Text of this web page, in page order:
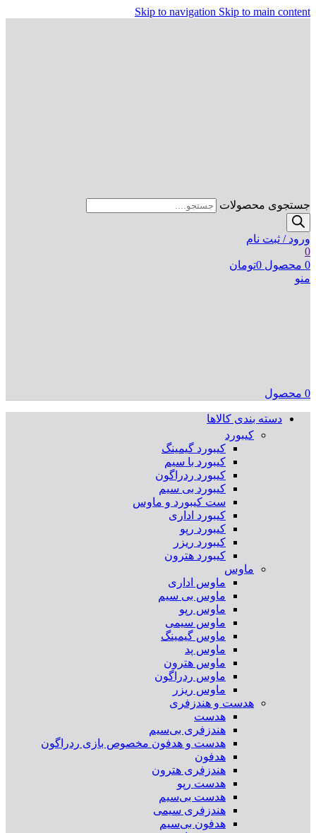
Skip to navigation Skip to main content
جستجوی محصولات
ورود / ثبت نام
0
0 محصول 0تومان
منو
0 محصول
دسته بندی کالاها
کیبورد
کیبورد گیمینگ
کیبورد با سیم
کیبورد ردراگون
کیبورد بی سیم
ست کیبورد و ماوس
کیبورد اداری
کیبورد رپو
کیبورد ریزر
کیبورد هترون
ماوس
ماوس اداری
ماوس بی سیم
ماوس رپو
ماوس سیمی
ماوس گیمینگ
ماوس پد
ماوس هترون
ماوس ردراگون
ماوس ریزر
هدست و هندزفری
هدست
هندزفری بی‌سیم
هدست و هدفون مخصوص بازی ردراگون
هدفون
هندزفری هترون
هدست رپو
هدست بی‌سیم
هندزفری سیمی
هدفون بی‌سیم